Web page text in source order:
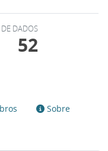
DADOS
52
Sobre